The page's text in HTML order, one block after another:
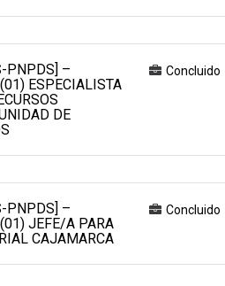
PNPDS] –
ESPECIALISTA
DE
Concluido
PNPDS] –
JEFE/A PARA
CAJAMARCA
Concluido